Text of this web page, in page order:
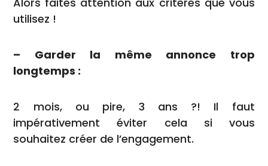
utilisez !
– Garder la même annonce trop
longtemps :
2 mois, ou pire, 3 ans ?! Il faut
impérativement éviter cela si vous
souhaitez créer de l’engagement.